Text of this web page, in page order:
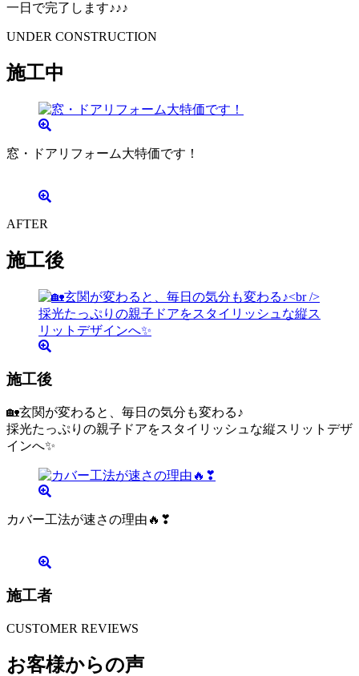
一日で完了します♪♪♪
UNDER CONSTRUCTION
施工中
窓・ドアリフォーム大特価です！
AFTER
施工後
施工後
🏡玄関が変わると、毎日の気分も変わる♪
採光たっぷりの親子ドアをスタイリッシュな縦スリットデザ
インへ✨
カバー工法が速さの理由🔥❣
施工者
CUSTOMER REVIEWS
お客様からの声